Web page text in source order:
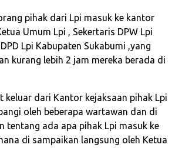
pihak dari Lpi masuk ke kantor
Umum Lpi , Sekertaris DPW Lpi
Lpi Kabupaten Sukabumi ,yang
kurang lebih 2 jam mereka berada di
keluar dari Kantor kejaksaan pihak Lpi
oleh beberapa wartawan dan di
tentang ada apa pihak Lpi masuk ke
di sampaikan langsung oleh Ketua